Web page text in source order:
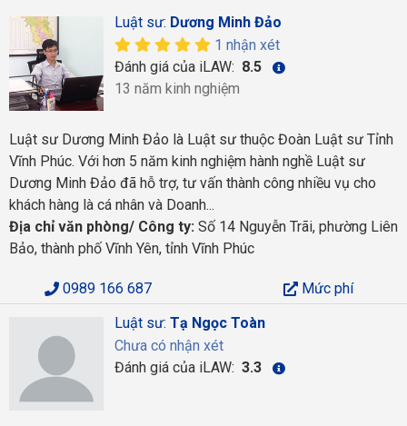
Luật sư: Dương Minh Đảo
1 nhận xét
Đánh giá của iLAW: 8.5
13 năm kinh nghiệm
Luật sư Dương Minh Đảo là Luật sư thuộc Đoàn Luật sư Tỉnh
Vĩnh Phúc. Với hơn 5 năm kinh nghiệm hành nghề Luật sư
Dương Minh Đảo đã hỗ trợ, tư vấn thành công nhiều vụ cho
khách hàng là cá nhân và Doanh...
Địa chỉ văn phòng/ Công ty: Số 14 Nguyễn Trãi, phường Liên
Bảo, thành phố Vĩnh Yên, tỉnh Vĩnh Phúc
0989 166 687
Mức phí
Luật sư: Tạ Ngọc Toàn
Chưa có nhận xét
Đánh giá của iLAW: 3.3